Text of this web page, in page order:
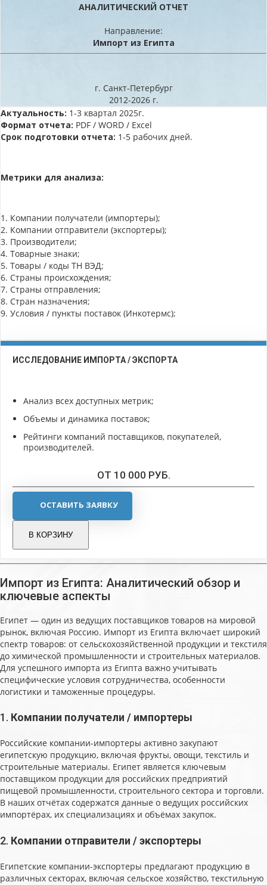
АНАЛИТИЧЕСКИЙ ОТЧЕТ
Направление:
Импорт из Египта
г. Санкт-Петербург
2012-2026 г.
Актуальность: 1-3 квартал 2025г.
Формат отчета: PDF / WORD / Excel
Срок подготовки отчета: 1-5 рабочих дней.
Метрики для анализа:
1. Компании получатели (импортеры);
2. Компании отправители (экспортеры);
3. Производители;
4. Товарные знаки;
5. Товары / коды ТН ВЭД;
6. Страны происхождения;
7. Страны отправления;
8. Стран назначения;
9. Условия / пункты поставок (Инкотермс);
ИССЛЕДОВАНИЕ ИМПОРТА / ЭКСПОРТА
Анализ всех доступных метрик;
Объемы и динамика поставок;
Рейтинги компаний поставщиков, покупателей,
производителей.
ОТ 10 000 РУБ.
ОСТАВИТЬ ЗАЯВКУ
В КОРЗИНУ
Импорт из Египта: Аналитический обзор и
ключевые аспекты
Египет — один из ведущих поставщиков товаров на мировой
рынок, включая Россию. Импорт из Египта включает широкий
спектр товаров: от сельскохозяйственной продукции и текстиля
до химической промышленности и строительных материалов.
Для успешного импорта из Египта важно учитывать
специфические условия сотрудничества, особенности
логистики и таможенные процедуры.
1. Компании получатели / импортеры
Российские компании-импортеры активно закупают
египетскую продукцию, включая фрукты, овощи, текстиль и
строительные материалы. Египет является ключевым
поставщиком продукции для российских предприятий
пищевой промышленности, строительного сектора и торговли.
В наших отчётах содержатся данные о ведущих российских
импортёрах, их специализациях и объёмах закупок.
2. Компании отправители / экспортеры
Египетские компании-экспортеры предлагают продукцию в
различных секторах, включая сельское хозяйство, текстильную